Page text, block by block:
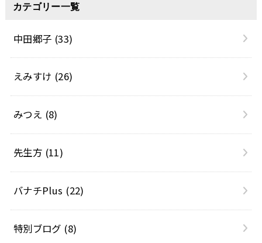
カテゴリー一覧
中田郷子 (33)
えみすけ (26)
みつえ (8)
先生方 (11)
バナチPlus (22)
特別ブログ (8)